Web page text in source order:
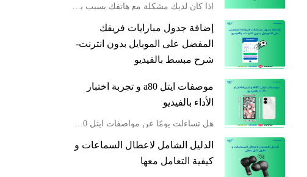
إذا كان لديك مشكلة مع هاتفك بسبب بطء الإنترنت، فأنت لست وحدك. هناك العديد من العوامل التي قد تؤثر على سرعة الواي فاي على هواتف كثير من المستخدمين مثلك. في هذا المقال، سنناقش كيفية تسريع الواى فاى على الموبايل وتحسين تجربة الاتصال، مع تقديم حلول سهلة يمكنك
إضافة جدول مبارايات فريقك
المفضل على الموبايل بدون انترنت-
شرح مبسط بالفيديو
موصفات ايتل a80 و تجربة اختبار
الأداء بالفيديو
هل تساءلت يومًا عن مواصفات ايتل a80 التي تجعل منه خيارًا جذابًا في فئة الهواتف الاقتصادية؟ عند البحث عن هاتف يجمع بين الأداء الموثوق والسعر المناسب، قد تجد نفسك تحتاج إلى التفاصيل الدقيقة قبل اتخاذ قرار الشراء. يوفر هاتف itel a80 توازنًا جيدًا بين المواصف
الدليل الشامل لاعطال السماعات و
كيفية التعامل معها